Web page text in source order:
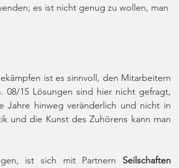
es ist nicht genug zu wollen, man
ist es sinnvoll, den Mitarbeitern
08/15 Lösungen sind hier nicht gefragt,
Jahre hinweg veränderlich und nicht in
und die Kunst des Zuhörens kann man
ist sich mit Partnern Seilschaften